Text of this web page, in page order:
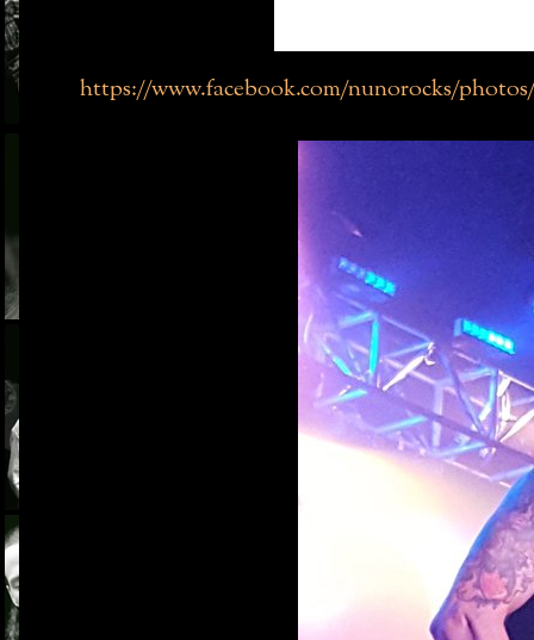
https://www.facebook.com/nunorocks/photos/